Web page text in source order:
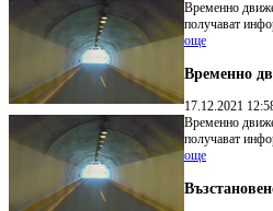
Временно
получават
още
Временно
17.12.2021
Временно
получават
още